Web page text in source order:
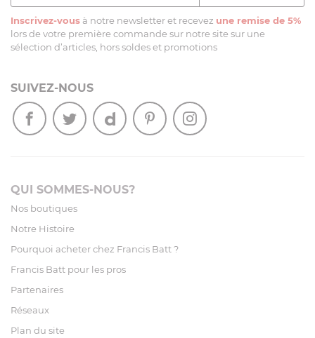
Inscrivez-vous à notre newsletter et recevez une remise de 5%
lors de votre première commande sur notre site sur une
sélection d’articles, hors soldes et promotions
SUIVEZ-NOUS
QUI SOMMES-NOUS?
Nos boutiques
Notre Histoire
Pourquoi acheter chez Francis Batt ?
Francis Batt pour les pros
Partenaires
Réseaux
Plan du site